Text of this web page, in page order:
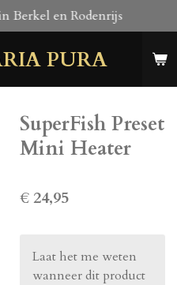
PURA
Berkel en Rodenrijs
SuperFish Preset
Mini Heater
€ 24,95
Laat het me weten
wanneer dit product